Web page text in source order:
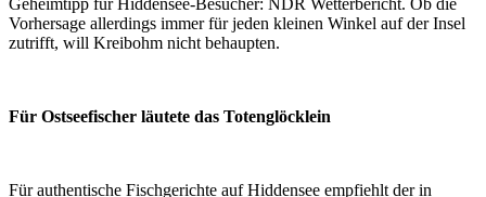
Vorhersage allerdings immer für jeden kleinen Winkel auf der Insel
zutrifft, will Kreibohm nicht behaupten.
Für Ostseefischer läutete das Totenglöcklein
Für authentische Fischgerichte auf Hiddensee empfiehlt der in